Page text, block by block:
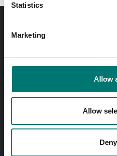
Statistics
Marketing
Allow
Allow
Deny
Beställ innan kl 11.00 så
Fri frakt på onlinebetald
Skicka frågor med e-post till
Ring till oss! 0176-20 89 20